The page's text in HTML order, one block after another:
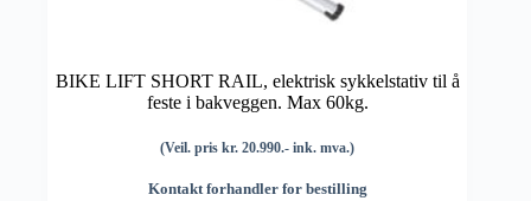
BIKE LIFT SHORT RAIL, elektrisk sykkelstativ til å
feste i bakveggen. Max 60kg.
(Veil. pris kr. 20.990.- ink. mva.)
Kontakt forhandler for bestilling